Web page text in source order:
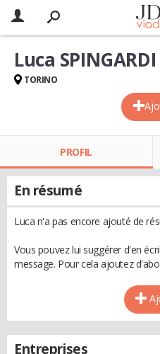
Luca SPINGARDI
TORINO
PROFIL
En résumé
Luca n'a pas encore ajouté de
Vous pouvez lui suggérer d'en
message. Pour cela ajoutez
Entreprises